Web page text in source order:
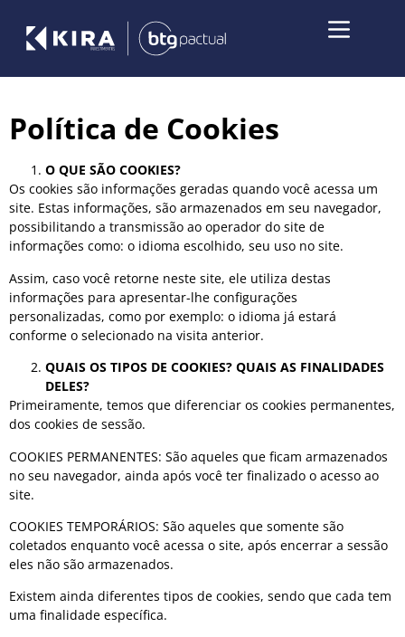
Política de Cookies
O QUE SÃO COOKIES?
Os cookies são informações geradas quando você acessa um
site. Estas informações, são armazenados em seu navegador,
possibilitando a transmissão ao operador do site de
informações como: o idioma escolhido, seu uso no site.
Assim, caso você retorne neste site, ele utiliza destas
informações para apresentar-lhe configurações
personalizadas, como por exemplo: o idioma já estará
conforme o selecionado na visita anterior.
QUAIS OS TIPOS DE COOKIES? QUAIS AS FINALIDADES
DELES?
Primeiramente, temos que diferenciar os cookies permanentes,
dos cookies de sessão.
COOKIES PERMANENTES: São aqueles que ficam armazenados
no seu navegador, ainda após você ter finalizado o acesso ao
site.
COOKIES TEMPORÁRIOS: São aqueles que somente são
coletados enquanto você acessa o site, após encerrar a sessão
eles não são armazenados.
Existem ainda diferentes tipos de cookies, sendo que cada tem
uma finalidade específica.